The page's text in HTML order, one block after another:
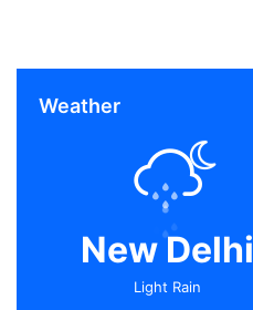
Weather
New Delhi
Light Rain